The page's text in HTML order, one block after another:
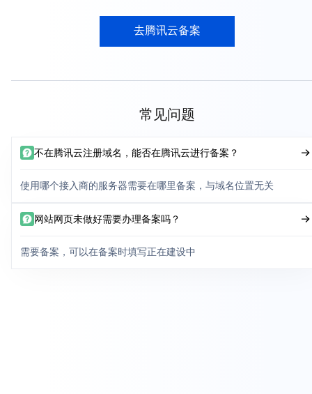
去腾讯云备案
常见问题
不在腾讯云注册域名，能否在腾讯云进行备案？
使用哪个接入商的服务器需要在哪里备案，与域名位置无关
网站网页未做好需要办理备案吗？
需要备案，可以在备案时填写正在建设中